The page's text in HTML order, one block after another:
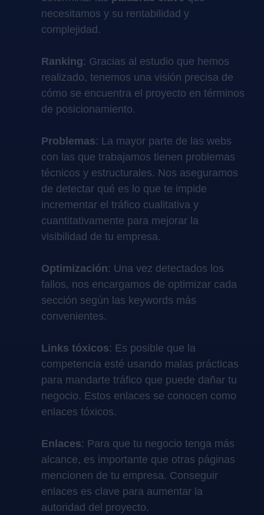
necesitamos y su rentabilidad y
complejidad.
Ranking: Gracias al estudio que hemos
realizado, tenemos una visión precisa de
cómo se encuentra el proyecto en términos
de posicionamiento.
Problemas: La mayor parte de las webs
con las que trabajamos tienen problemas
técnicos y estructurales. Nos aseguramos
de detectar qué es lo que te impide
incrementar el tráfico cualitativa y
cuantitativamente para mejorar la
visibilidad de tu empresa.
Optimización: Una vez detectados los
fallos, nos encargamos de optimizar cada
sección según las keywords más
convenientes.
Links tóxicos: Es posible que la
competencia esté usando malas prácticas
para mandarte tráfico que puede dañar tu
negocio. Estos enlaces se conocen como
enlaces tóxicos.
Enlaces: Para que tu negocio tenga más
alcance, es importante que otras páginas
mencionen de tu empresa. Conseguir
enlaces es clave para aumentar la
autoridad del proyecto.